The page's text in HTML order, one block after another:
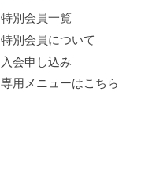
特別会員一覧
特別会員について
入会申し込み
専用メニューはこちら